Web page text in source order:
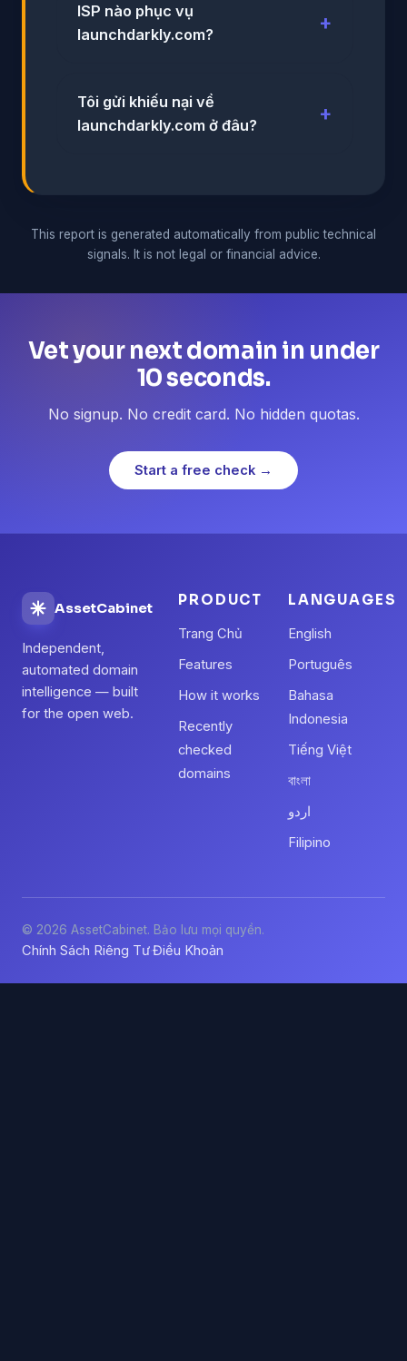
ISP nào phục vụ
launchdarkly.com?
Tôi gửi khiếu nại về
launchdarkly.com ở đâu?
This report is generated automatically from public technical
signals. It is not legal or financial advice.
Vet your next domain in under
10 seconds.
No signup. No credit card. No hidden quotas.
Start a free check →
AssetCabinet
Independent,
automated domain
intelligence — built
for the open web.
PRODUCT
Trang Chủ
Features
How it works
Recently
checked
domains
LANGUAGES
English
Português
Bahasa
Indonesia
Tiếng Việt
বাংলা
اردو
Filipino
© 2026 AssetCabinet. Bảo lưu mọi quyền.
Chính Sách Riêng Tư·Điều Khoản